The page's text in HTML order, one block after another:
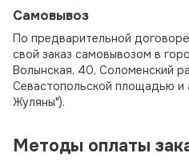
Самовывоз
По предварительной
свой заказ самовывозом в
Волынская, 40, Соломенский
Севастопольской площадью и
Жуляны").
Методы оплаты